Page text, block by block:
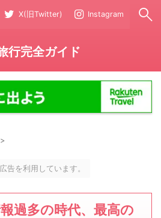
X(旧Twitter) Instagram
行完全ガイド
>
告を利用しています。
過多の時代、最高の